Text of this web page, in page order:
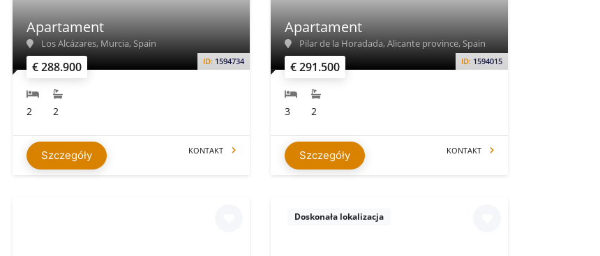
€ 288.900 ID: 1594734
Apartament
Los Alcázares, Murcia, Spain
2 2
Szczegóły KONTAKT
€ 291.500 ID: 1594015
Apartament
Pilar de la Horadada, Alicante province, Spain
3 2
Szczegóły KONTAKT
Doskonała lokalizacja